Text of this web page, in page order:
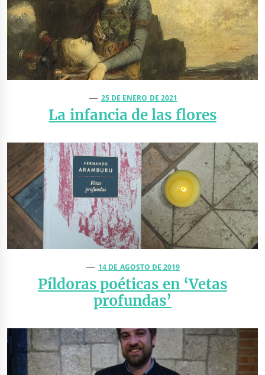
25 DE ENERO DE 2021
La infancia de las flores
14 DE AGOSTO DE 2019
Píldoras poéticas en ‘Vetas
profundas’